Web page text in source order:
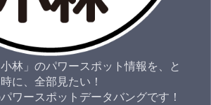
小林」のパワースポット情報を、と
に、全部見たい！
ワースポットデータバングです！